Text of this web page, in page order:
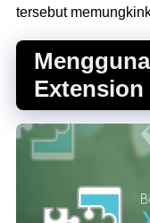
tersebut